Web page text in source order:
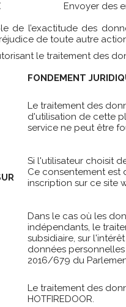
Envoyer des
de l’exactitude des
de toute autre
le traitement des
FONDEMENT
Le traitement des
d'utilisation de cette
service ne peut être
Si l'utilisateur choisit
Ce consentement est
inscription sur ce site
Dans le cas où les
indépendants, le
subsidiaire, sur
données
2016/679 du
Le traitement des
HOTFIREDOOR.